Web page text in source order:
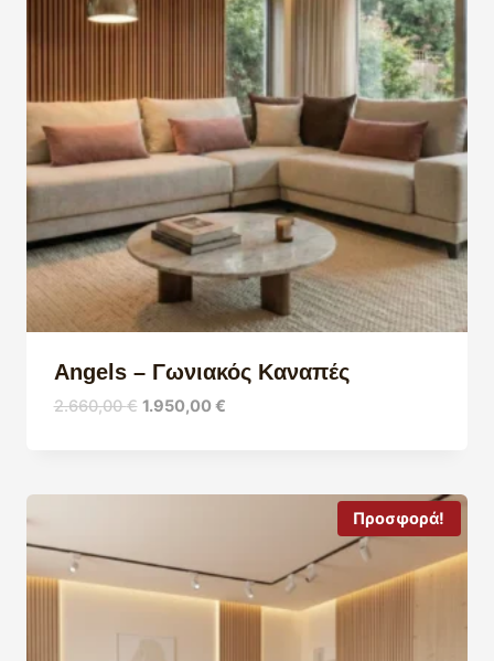
Angels – Γωνιακός Καναπές
2.660,00€ Original
1.950,00€Η
Προσφορά!